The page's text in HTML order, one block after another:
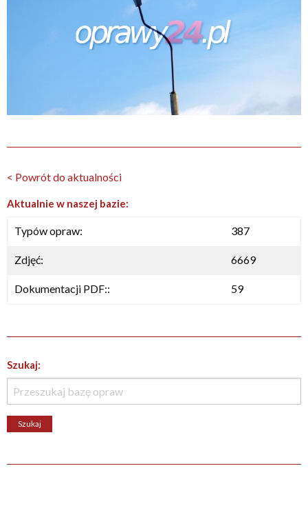
< Powrót do aktualności
Aktualnie w naszej bazie:
Typów opraw: 387
Zdjęć: 6669
Dokumentacji PDF:: 59
Szukaj: